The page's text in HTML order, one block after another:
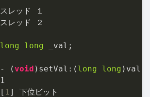
スレッド １
スレッド ２
long long _val;
- (void )setVal:( long long
1
[ 1] 下位ビット